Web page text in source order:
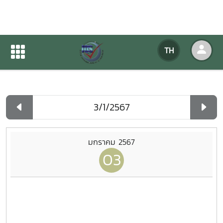
TH
ปฏิทินกิจกรรมของหน่วยงาน
ปฏิทินกิจกรรมของหน่วยงาน
มกราคม 2567
03